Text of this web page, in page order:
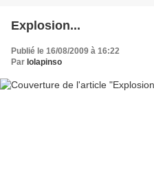
Explosion...
Publié le 16/08/2009 à 16:22
Par lolapinso